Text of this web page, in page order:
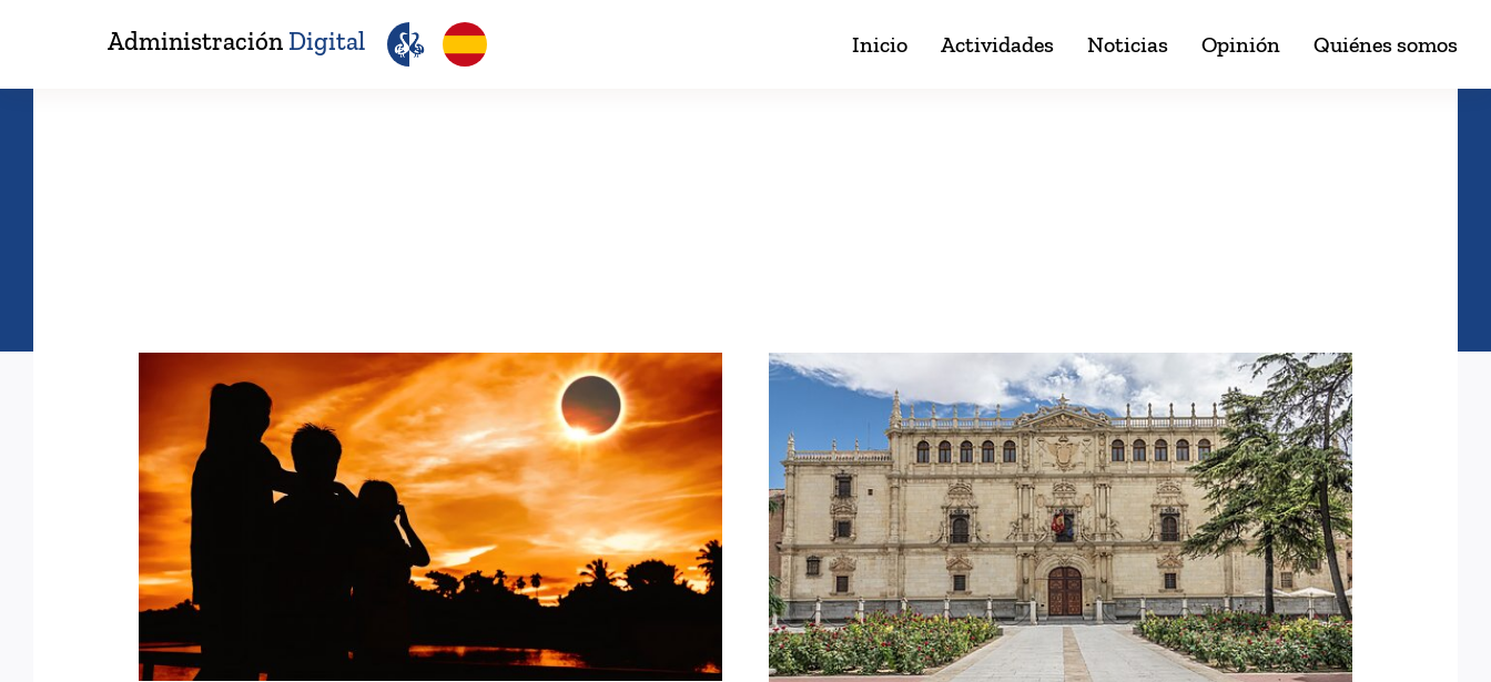
contenido
Administración Digital Inicio Actividades Noticias Opinión Quiénes somos
ECLIPSE DE SOL 12.08.2026
MEMORIAS DE ALCALÁ (III)